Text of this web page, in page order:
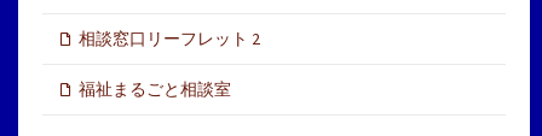
相談窓口リーフレット 2
福祉まるごと相談室